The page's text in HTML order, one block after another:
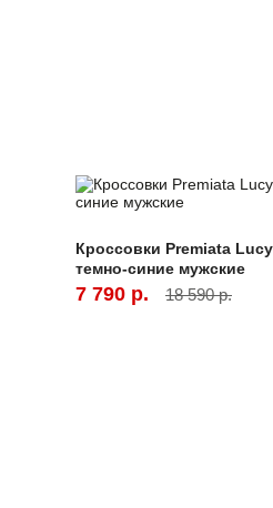
Кроссовки Premiata
темно-синие мужские
7 790 р. 18 590 р.